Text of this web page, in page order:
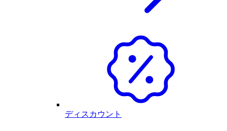
ディスカウント